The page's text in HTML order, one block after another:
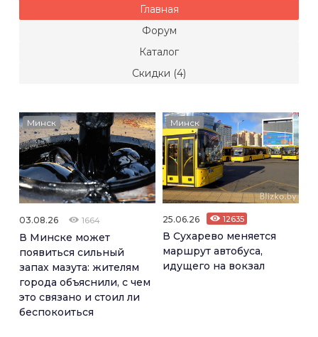
Главная
Форум
Каталог
Скидки (4)
Минск
03.08.26 1664
В Минске может
появиться сильный
запах мазута: жителям
города объяснили, с чем
это связано и стоил ли
беспокоиться
Минск
25.06.26 12635
В Сухарево меняется
маршрут автобуса,
идущего на вокзал